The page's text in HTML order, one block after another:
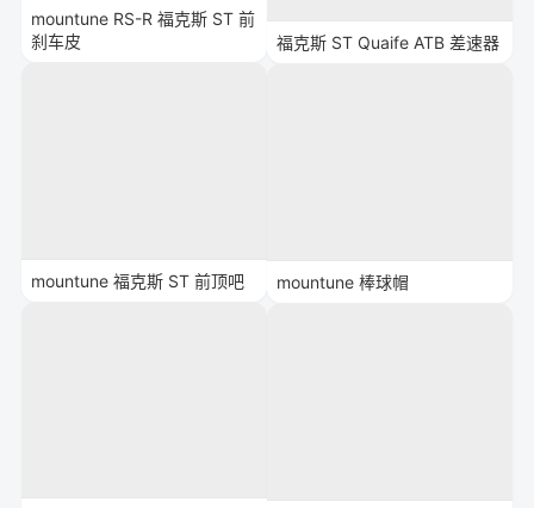
mountune RS-R 福克斯 ST 前
刹车皮
mountune 福克斯 ST 前顶吧
福克斯 ST Quaife ATB 差速器
mountune 棒球帽